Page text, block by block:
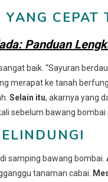
CEPAT
Panduan
baik. “Sayuran
merapat ke tanah
Selain itu, akarnya yang
sebelum bawang
samping bawang bombai.
tanaman cabai.